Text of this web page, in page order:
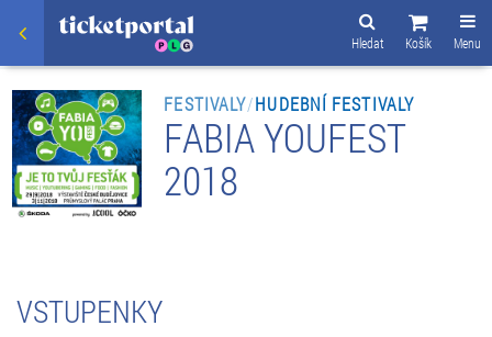
Menu
Košík
Hledat
FESTIVALY/HUDEBNÍ FESTIVALY
FABIA YOUFEST
2018
VSTUPENKY